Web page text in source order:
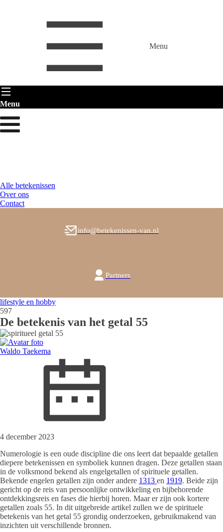
Menu
Menu
Alle betekenissen
Over ons
Contact
info@betekenissen-van.nl
Partners
lifestyle en hobby
597
De betekenis van het getal 55
Waldo Taekema
4 december 2023
Numerologie is een oude discipline die ons leert dat bepaalde getallen
diepere betekenissen en symboliek kunnen dragen. Deze getallen staan
in de volksmond bekend als engelgetallen of spirituele getallen.
Bekende engelen getallen zijn onder andere 1313 en 1919. Beide zijn
gericht op de reis van persoonlijke ontwikkeling en bijbehorende
ontdekkingsreis en fases die hierbij horen. Maar er zijn ook kortere
getallen zoals 55. In dit uitgebreide artikel zullen we de spirituele
betekenis van het getal 55 grondig onderzoeken, gebruikmakend van
inzichten uit verschillende bronnen.